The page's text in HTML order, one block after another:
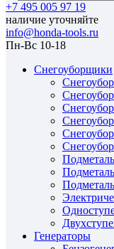
+7 495 005 97 19
наличие уточняйте
info@honda-tools.ru
Пн-Вс 10-18
Снегоуборщики
Генераторы